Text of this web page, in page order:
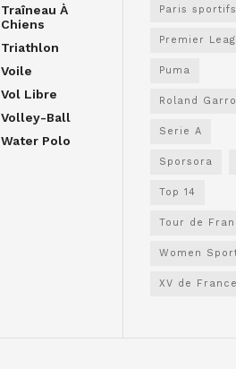
Traîneau À
Chiens
Triathlon
Voile
Vol Libre
Volley-Ball
Water Polo
Paris sportifs
Premier
Puma
Roland
Serie A
Sporsora
Top 14
Tour de
Women
XV de France